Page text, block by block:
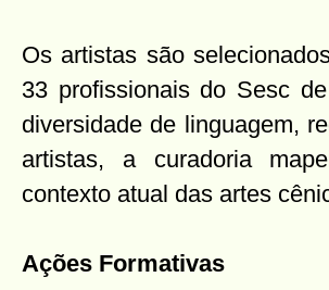
Os artistas são
33 profissionais do Sesc
diversidade de linguagem,
artistas, a curadoria
contexto atual das artes
Ações Formativas